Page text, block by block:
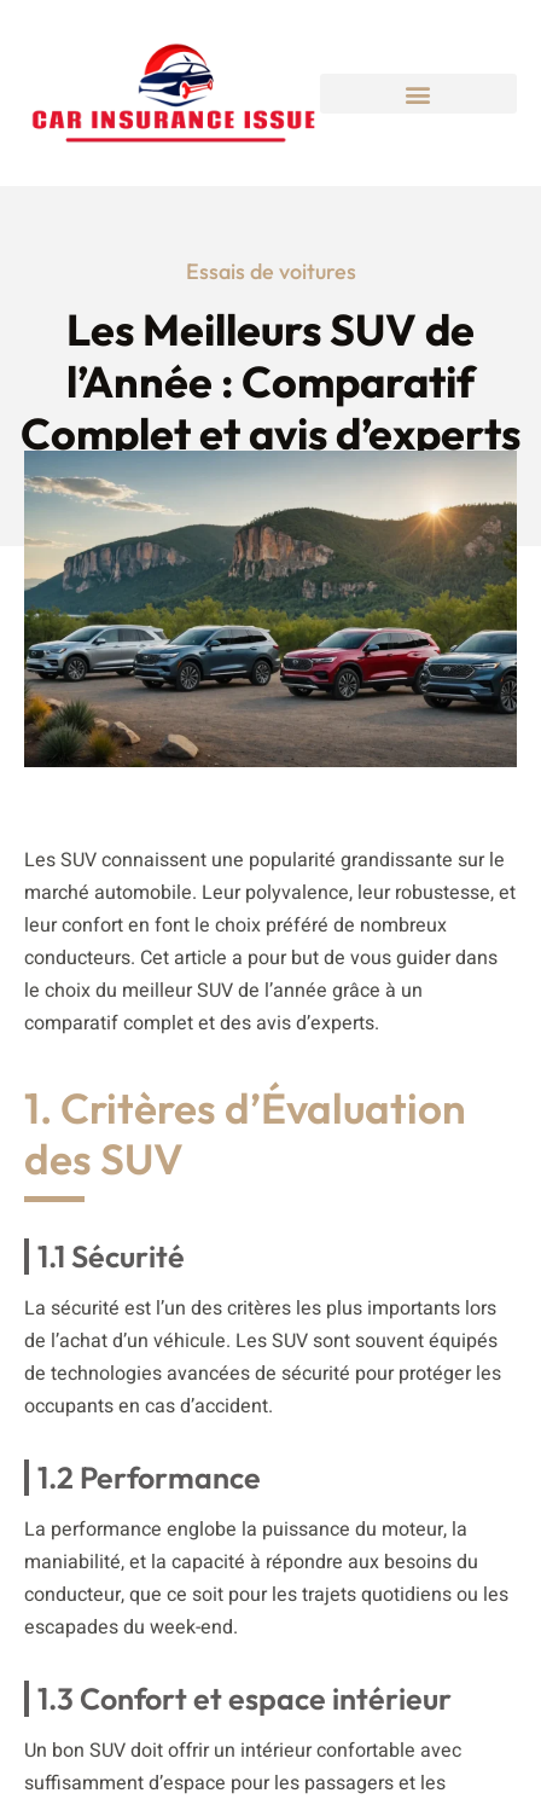
Essais de voitures
Les Meilleurs SUV de
l’Année : Comparatif
Complet et avis d’experts
Les SUV connaissent une popularité grandissante sur le
marché automobile. Leur polyvalence, leur robustesse, et
leur confort en font le choix préféré de nombreux
conducteurs. Cet article a pour but de vous guider dans
le choix du meilleur SUV de l’année grâce à un
comparatif complet et des avis d’experts.
1. Critères d’Évaluation
des SUV
1.1 Sécurité
La sécurité est l’un des critères les plus importants lors
de l’achat d’un véhicule. Les SUV sont souvent équipés
de technologies avancées de sécurité pour protéger les
occupants en cas d’accident.
1.2 Performance
La performance englobe la puissance du moteur, la
maniabilité, et la capacité à répondre aux besoins du
conducteur, que ce soit pour les trajets quotidiens ou les
escapades du week-end.
1.3 Confort et espace intérieur
Un bon SUV doit offrir un intérieur confortable avec
suffisamment d’espace pour les passagers et les